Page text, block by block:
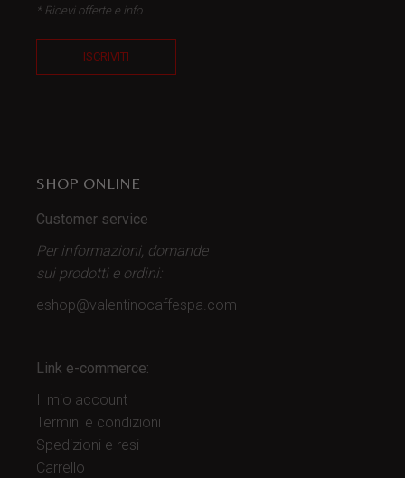
* Ricevi offerte e info
ISCRIVITI
SHOP ONLINE
Customer service
Per informazioni, domande
sui prodotti e ordini:
eshop@valentinocaffespa.com
Link e-commerce:
Il mio account
Termini e condizioni
Spedizioni e resi
Carrello